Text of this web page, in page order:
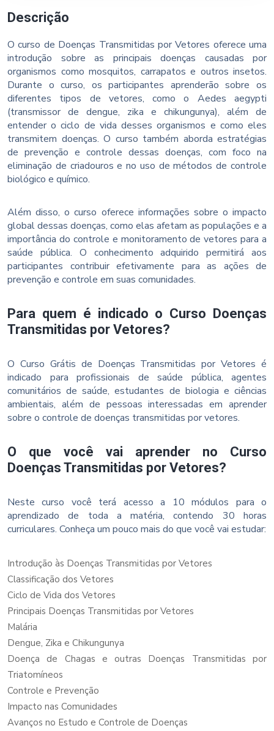
Descrição
O curso de Doenças Transmitidas por Vetores oferece uma
introdução sobre as principais doenças causadas por
organismos como mosquitos, carrapatos e outros insetos.
Durante o curso, os participantes aprenderão sobre os
diferentes tipos de vetores, como o Aedes aegypti
(transmissor de dengue, zika e chikungunya), além de
entender o ciclo de vida desses organismos e como eles
transmitem doenças. O curso também aborda estratégias
de prevenção e controle dessas doenças, com foco na
eliminação de criadouros e no uso de métodos de controle
biológico e químico.
Além disso, o curso oferece informações sobre o impacto
global dessas doenças, como elas afetam as populações e a
importância do controle e monitoramento de vetores para a
saúde pública. O conhecimento adquirido permitirá aos
participantes contribuir efetivamente para as ações de
prevenção e controle em suas comunidades.
Para quem é indicado o Curso Doenças
Transmitidas por Vetores?
O Curso Grátis de Doenças Transmitidas por Vetores é
indicado para profissionais de saúde pública, agentes
comunitários de saúde, estudantes de biologia e ciências
ambientais, além de pessoas interessadas em aprender
sobre o controle de doenças transmitidas por vetores.
O que você vai aprender no Curso
Doenças Transmitidas por Vetores?
Neste curso você terá acesso a 10 módulos para o
aprendizado de toda a matéria, contendo 30 horas
curriculares. Conheça um pouco mais do que você vai estudar:
Introdução às Doenças Transmitidas por Vetores
Classificação dos Vetores
Ciclo de Vida dos Vetores
Principais Doenças Transmitidas por Vetores
Malária
Dengue, Zika e Chikungunya
Doença de Chagas e outras Doenças Transmitidas por
Triatomíneos
Controle e Prevenção
Impacto nas Comunidades
Avanços no Estudo e Controle de Doenças